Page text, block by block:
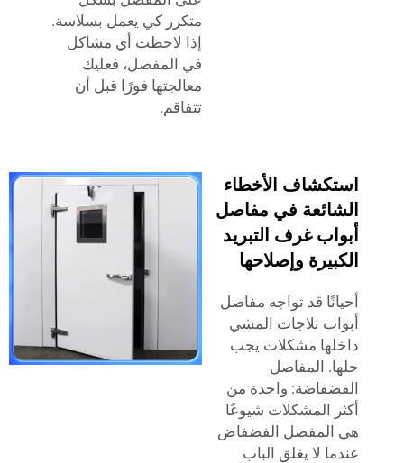
متكرر كي يعمل بسلاسة.
إذا لاحظت أي مشاكل
في المفصل، فعليك
معالجتها فورًا قبل أن
الأخطاء
في مفاصل
غرف التبريد
وإصلاحها
قد تواجه مفاصل
ثلاجات المشي
مشكلات يجب
المفاصل
واحدة من
المشكلات شيوعًا
الفضفاض
لا يغلق الباب